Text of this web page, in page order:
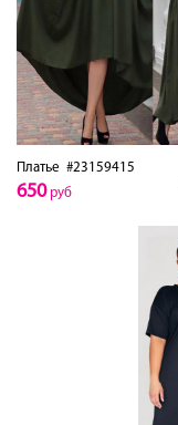
Платье #23159415
650руб